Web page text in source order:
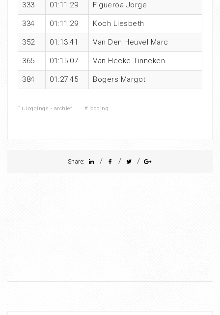
333 01:11:29 Figueroa Jorge
334 01:11:29 Koch Liesbeth
352 01:13:41 Van Den Heuvel Marc
365 01:15:07 Van Hecke Tinneken
384 01:27:45 Bogers Margot
Joggings - archief # jogging
Share: / / /